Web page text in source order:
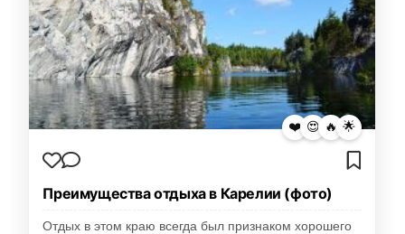
❤️ 😍 🔥 🌟
Преимущества отдыха в Карелии (фото)
Отдых в этом краю всегда был признаком хорошего